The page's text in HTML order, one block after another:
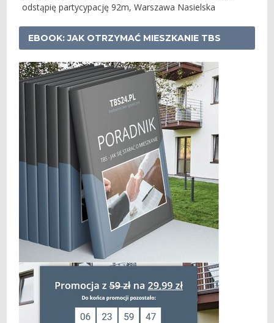
odstąpię partycypację 92m, Warszawa Nasielska
EBOOK: JAK OTRZYMAĆ MIESZKANIE TBS